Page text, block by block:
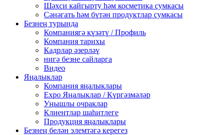
Шәхси кайгырту һәм косметика сумкасы
Сәнәгать һәм бүтән продуктлар сумкасы
Безнең турында
Компаниягә күзәтү / Профиль
Компания тарихы
Кадрлар әзерләү
нигә безне сайларга
Видео
Яңалыклар
Компания яңалыклары
Expo Яңалыклар / Күргәзмәләр
Уңышлы очраклар
Клиентлар шаһитлеге
Продукция яңалыклары
Безнең белән элемтәгә керегез